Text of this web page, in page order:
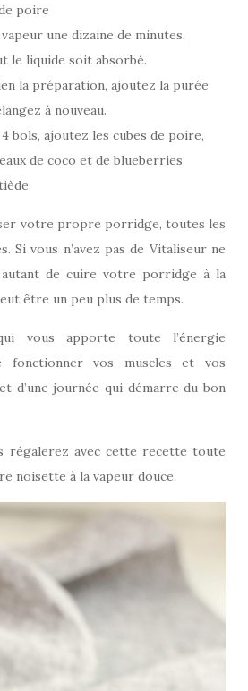
poire
une dizaine de minutes,
le liquide soit absorbé.
la préparation, ajoutez la purée
à nouveau.
bols, ajoutez les cubes de poire,
de coco et de blueberries
votre propre porridge, toutes les
Si vous n’avez pas de Vitaliseur ne
de cuire votre porridge à la
être un peu plus de temps.
vous apporte toute l’énergie
fonctionner vos muscles et vos
d’une journée qui démarre du bon
régalerez avec cette recette toute
noisette à la vapeur douce.